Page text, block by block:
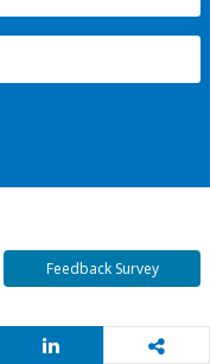
Feedback Survey